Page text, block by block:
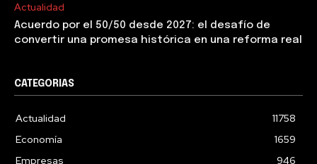
Actualidad
Acuerdo por el 50/50 desde 2027: el desafío de
convertir una promesa histórica en una reforma real
CATEGORIAS
Actualidad
11758
Economía
1659
Empresas
946